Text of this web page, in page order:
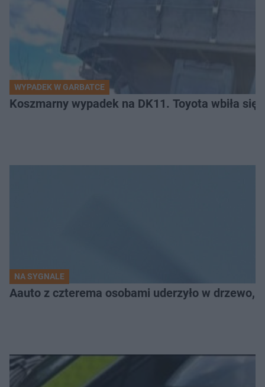
WYPADEK W GARBATCE
Koszmarny wypadek na DK11. Toyota wbiła się
NA SYGNALE
Aauto z czterema osobami uderzyło w drzewo,